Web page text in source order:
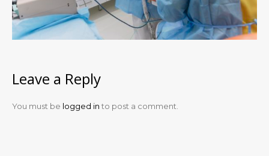
Leave a Reply
You must be logged in to post a comment.